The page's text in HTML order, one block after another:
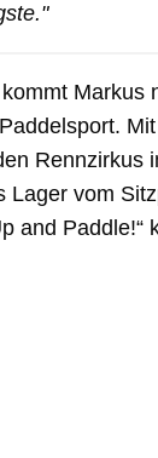
Markus
Rennzirkus
Lager vom
and Paddle!“